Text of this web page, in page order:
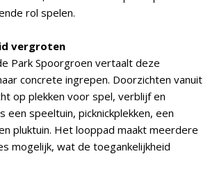
rol spelen.
vergroten
Park Spoorgroen vertaalt deze
concrete ingrepen. Doorzichten vanuit
op plekken voor spel, verblijf en
een speeltuin, picknickplekken, een
pluktuin. Het looppad maakt meerdere
mogelijk, wat de toegankelijkheid